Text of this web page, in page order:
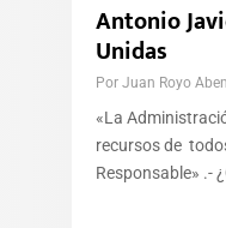
Antonio
Unidas
Por Juan Royo
«La
recursos de
Responsable» .-